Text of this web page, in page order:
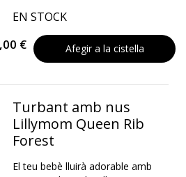
EN STOCK
€ Afegir a la cistella
Turbant amb nus
Lillymom Queen Rib
Forest
El teu bebè lluirà adorable amb